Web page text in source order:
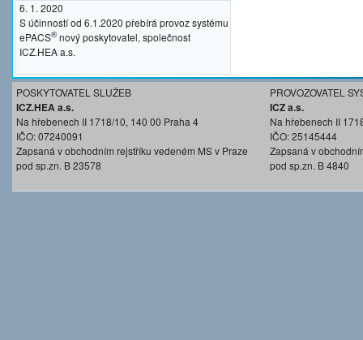
6. 1. 2020
S účinností od 6.1.2020 přebírá provoz systému
ePACS®nový poskytovatel, společnost
ICZ.HEA a.s.
POSKYTOVATEL SLUŽEB
ICZ.HEA a.s.
Na hřebenech II 1718/10, 140 00 Praha 4
IČO: 07240091
Zapsaná v obchodním rejstříku vedeném MS v Praze
pod sp.zn. B 23578
PROVOZOVATEL
ICZ a.s.
Na hřebenech II
IČO: 25145444
Zapsaná v
pod sp.zn. B 4840